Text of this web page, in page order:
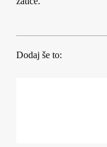
Dodaj še to: